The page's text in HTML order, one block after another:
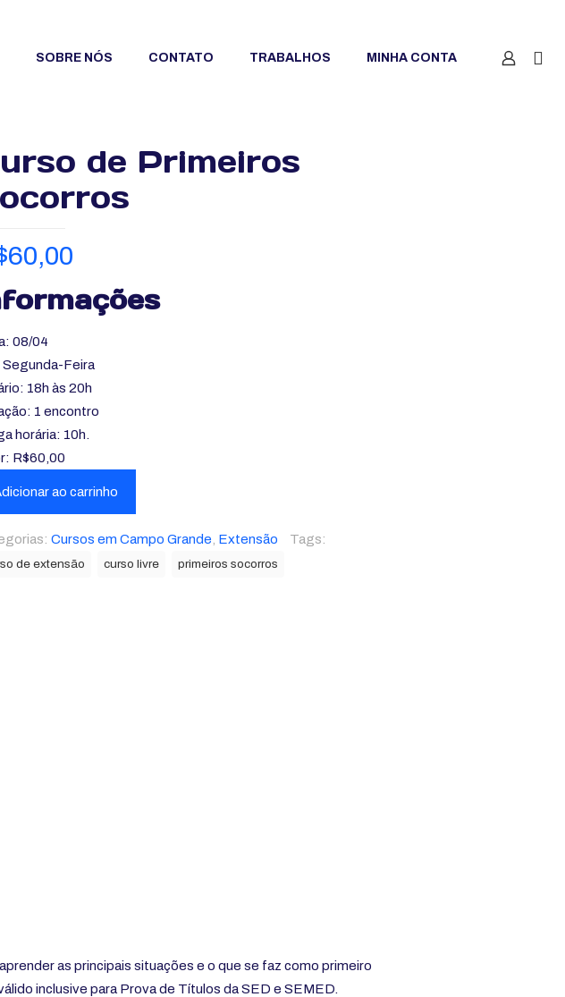
SOBRE NÓS CONTATO TRABALHOS MINHA CONTA
de Primeiros
60,00
08/04
Segunda-Feira
18h às 20h
1 encontro
horária: 10h.
R$60,00
ao carrinho
Cursos em Campo Grande Extensão Tags:
de extensão curso livre primeiros socorros
as principais situações e o que se faz como primeiro
inclusive para Prova de Títulos da SED e SEMED.